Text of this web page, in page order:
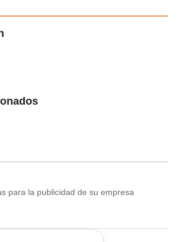
para la publicidad de su empresa